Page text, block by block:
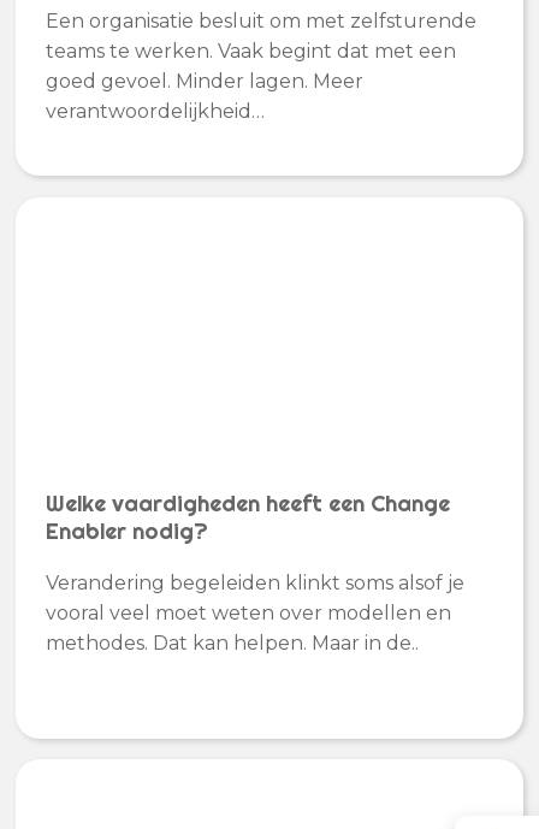
Een organisatie besluit om met zelfsturende
teams te werken. Vaak begint dat met een
goed gevoel. Minder lagen. Meer
verantwoordelijkheid…
Welke vaardigheden heeft een Change
Enabler nodig?
Verandering begeleiden klinkt soms alsof je
vooral veel moet weten over modellen en
methodes. Dat kan helpen. Maar in de..